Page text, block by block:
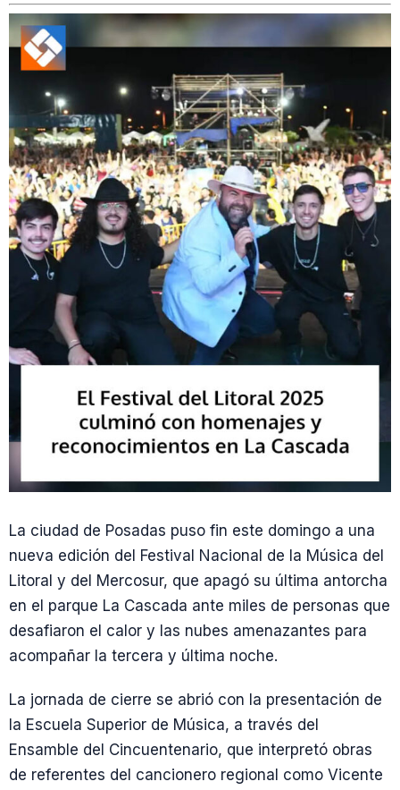
La ciudad de Posadas puso fin este domingo a una
nueva edición del Festival Nacional de la Música del
Litoral y del Mercosur, que apagó su última antorcha
en el parque La Cascada ante miles de personas que
desafiaron el calor y las nubes amenazantes para
acompañar la tercera y última noche.
La jornada de cierre se abrió con la presentación de
la Escuela Superior de Música, a través del
Ensamble del Cincuentenario, que interpretó obras
de referentes del cancionero regional como Vicente